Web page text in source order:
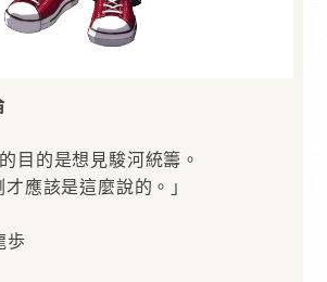
目的是想見駿河統籌。
應該是這麼說的。」
歩